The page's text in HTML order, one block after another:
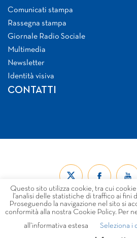
Comunicati stampa
Rassegna stampa
Giornale Radio Sociale
Multimedia
Newsletter
Identità visiva
CONTATTI
© Forum Nazionale del Terzo Settore ETS
Questo sito utilizza cookie, tra cui
l’analisi delle statistiche di traffico ai fini
Proseguendo la navigazione nel sito si
conformità alla nostra Cookie Policy. Per
all’informativa estesa
Seleziona i